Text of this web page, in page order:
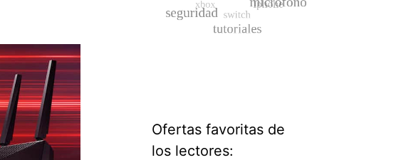
Ofertas favoritas de
los lectores: